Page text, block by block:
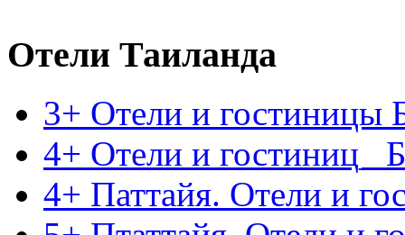
Отели Таиланда
3+ Отели и гостиницы
4+ Отели и гостиниц_
4+ Паттайя. Отели и